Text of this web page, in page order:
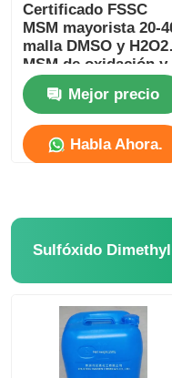
Certificado FSSC
MSM mayorista 20-
malla DMSO y H2O2
MSM de oxidación y
síntesis
Mejor precio
Habla Ahora.
Sulfóxido Dimethyl